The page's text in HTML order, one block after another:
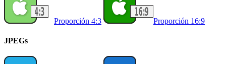
Proporción 4:3 Proporción 16:9
JPEGs